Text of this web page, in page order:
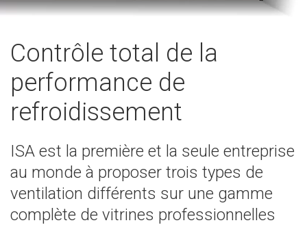
Contrôle total de la
performance de
refroidissement
ISA est la première et la seule entreprise
au monde à proposer trois types de
ventilation différents sur une gamme
complète de vitrines professionnelles